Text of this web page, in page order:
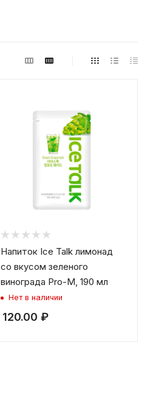
Напиток Ice Talk лимонад
со вкусом зеленого
винограда Pro-M, 190 мл
Нет в наличии
120.00 ₽